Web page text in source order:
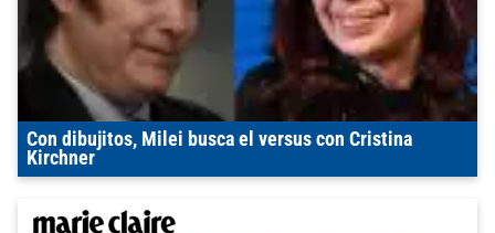
Con dibujitos, Milei busca el versus con Cristina
Kirchner